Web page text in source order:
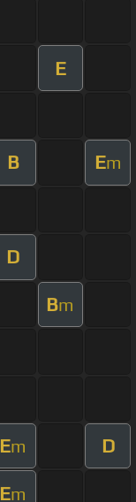
E
B Em
D
Bm
Em D
Em